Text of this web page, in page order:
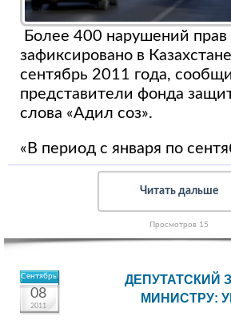
Более 400 нарушений
зафиксировано в
сентябрь 2011 года,
представители фонда
слова «Адил соз».
«В период с января по
Читать дальше
Просмотров 15
Сентябрь
08
2011
ДЕПУТАТСКИЙ
МИНИСТРУ: